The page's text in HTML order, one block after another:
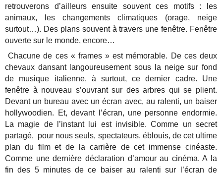
retrouverons d’ailleurs ensuite souvent ces motifs : les
animaux, les changements climatiques (orage, neige
surtout…). Des plans souvent à travers une fenêtre. Fenêtre
ouverte sur le monde, encore…
Chacune de ces « frames » est mémorable. De ces deux
chevaux dansant langoureusement sous la neige sur fond
de musique italienne, à surtout, ce dernier cadre. Une
fenêtre à nouveau s’ouvrant sur des arbres qui se plient.
Devant un bureau avec un écran avec, au ralenti, un baiser
hollywoodien. Et, devant l’écran, une personne endormie.
La magie de l’instant lui est invisible. Comme un secret
partagé, pour nous seuls, spectateurs, éblouis, de cet ultime
plan du film et de la carrière de cet immense cinéaste.
Comme une dernière déclaration d’amour au cinéma. A la
fin des 5 minutes de ce baiser au ralenti sur l’écran de